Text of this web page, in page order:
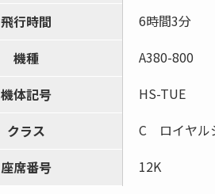
飛行時間
6時間3分
機種
A380-800
機体記号
HS-TUE
クラス
C ロイヤル
座席番号
12K